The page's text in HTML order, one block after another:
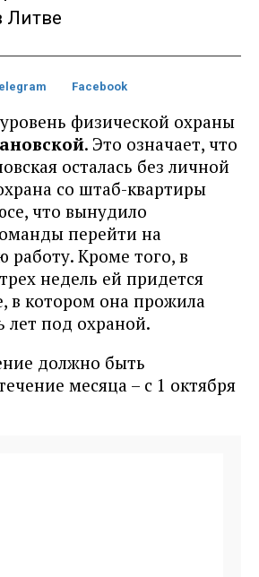
Литве
Facebook
физической охраны
. Это означает, что
осталась без личной
со штаб-квартиры
что вынудило
перейти на
работу. Кроме того, в
недель ей придется
в котором она прожила
лет под охраной.
должно быть
месяца – с 1 октября